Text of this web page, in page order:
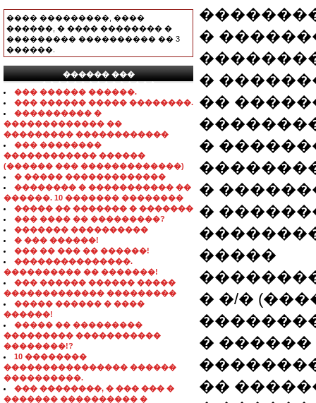
���� ���������, ����
������, � ���� �������� �
��������� ���������� �� 3
������.
������ ���
���������������
��� ������ ������.
��� ������ ����� ��������.
���������� �
������������� ��
��������� ������������
��� ��������
������������ ������
(������ ��� �������������)
� ����� �������������
�������� � ����������� ��
������. 10 ������� ��������
����� �� ������� � �������
��� ���� �� ���������?
������� ����������
� ��� ������!
��� �� ��� �� ������!
���������������.
���������� �� �������!
��� ������ ������ �����
������������� ���������
����� ������ � ����
������!
����� �� ���������
��������� �����������
��������!?
10 ��������
���������������� ������
����������.
��� ��������, � ��� ��� �
������� ���������� �
�
�
��
�
�
�
�����
� �/�
�
��